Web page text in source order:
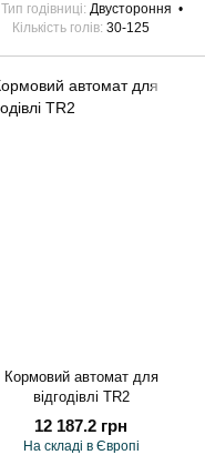
Тип годівниці Двустороння
Кількість голів 30-125
Кормовий автомат для
відгодівлі ТR2
12 187.2 грн
На складі в Європі